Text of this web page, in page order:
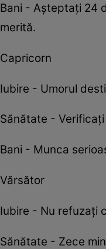
Bani - Așteptați 24
merită.
Capricorn
Iubire - Umorul
Sănătate -
Bani - Munca
Vărsător
Iubire - Nu refuzați
Sănătate - Zece